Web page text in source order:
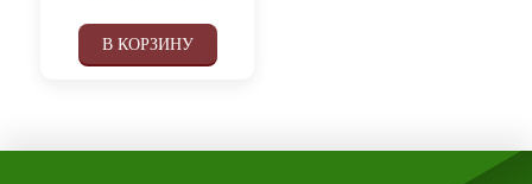
В КОРЗИНУ